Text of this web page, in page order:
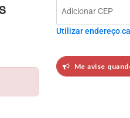
Utilizar endereço
Me avise